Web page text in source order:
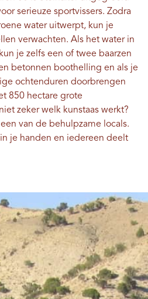
serieuze sportvissers. Zodra
water uitwerpt, kun je
verwachten. Als het water in
je zelfs een of twee baarzen
betonnen boothelling en als je
ochtenduren doorbrengen
850 hectare grote
zeker welk kunstaas werkt?
van de behulpzame locals.
je handen en iedereen deelt